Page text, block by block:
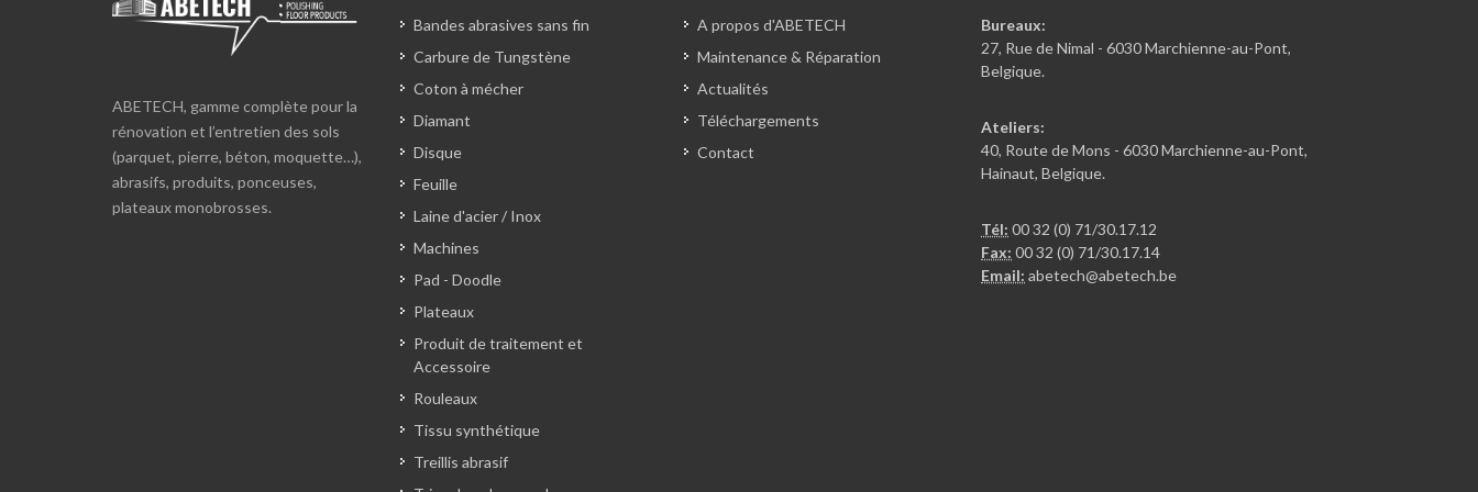
ABETECH, gamme complète pour la
rénovation et l’entretien des sols
(parquet, pierre, béton, moquette…),
abrasifs, produits, ponceuses,
plateaux monobrosses.
Bandes abrasives sans fin
Carbure de Tungstène
Coton à mécher
Diamant
Disque
Feuille
Laine d'acier / Inox
Machines
Pad - Doodle
Plateaux
Produit de traitement et
Accessoire
Rouleaux
Tissu synthétique
Treillis abrasif
A propos d'ABETECH
Maintenance & Réparation
Actualités
Téléchargements
Contact
Bureaux:
27, Rue de Nimal - 6030 Marchienne-au-Pont,
Belgique.
Ateliers:
40, Route de Mons - 6030 Marchienne-au-Pont,
Hainaut, Belgique.
Tél: 00 32 (0) 71/30.17.12
Fax: 00 32 (0) 71/30.17.14
Email: abetech@abetech.be